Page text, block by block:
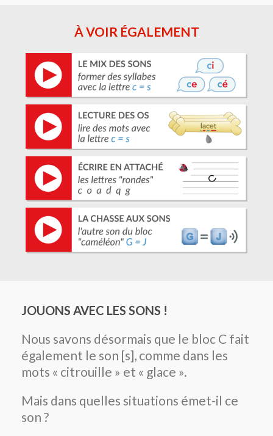
À VOIR ÉGALEMENT
JOUONS AVEC LES SONS !
Nous savons désormais que le bloc C fait
également le son [s], comme dans les
mots « citrouille » et « glace ».
Mais dans quelles situations émet-il ce
son ?